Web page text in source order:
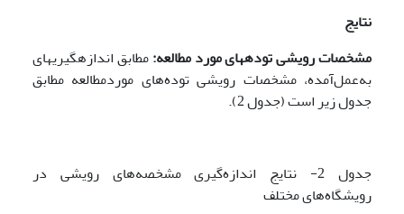
نتایج
مشخصات رویشی توده­های مورد مطالعه:مطابق اندازه­گیری­های
به‌عمل‌آمده، مشخصات رویشی توده‌های موردمطالعه مطابق
جدول زیر است (جدول 2).
جدول 2- نتایج اندازه‌گیری مشخصه‌های رویشی در
رویشگاه‌های مختلف